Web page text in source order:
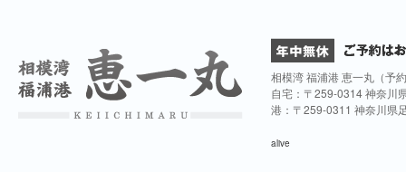
相模湾 福浦港 恵一丸（予
自宅：〒259-0314 神奈川
港：〒259-0311 神奈川県
alive